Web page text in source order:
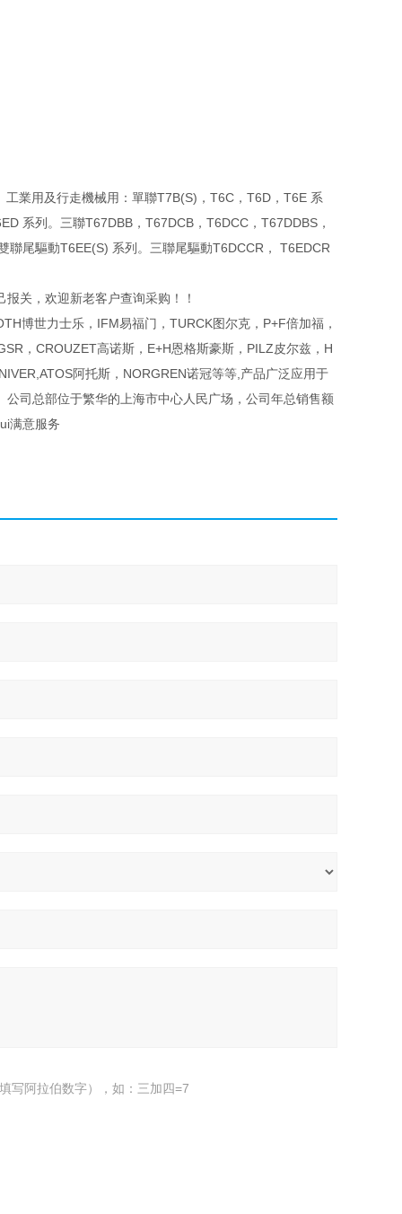
業用及行走機械用：單聯T7B(S)，T6C，T6D，T6E 系
系列。三聯T67DBB，T67DCB，T6DCC，T67DDBS，
尾驅動T6EE(S) 系列。三聯尾驅動T6DCCR， T6EDCR
关，欢迎新老客户查询采购！！
博世力士乐，IFM易福门，TURCK图尔克，P+F倍加福，
，CROUZET高诺斯，E+H恩格斯豪斯，PILZ皮尔兹，H
阿托斯，NORGREN诺冠等等,产品广泛应用于
司总部位于繁华的上海市中心人民广场，公司年总销售额
满意服务
写阿拉伯数字），如：三加四=7